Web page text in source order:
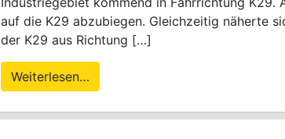
auf die K29 abzubiegen. Gleichzeitig näherte
der K29 aus Richtung […]
Weiterlesen…